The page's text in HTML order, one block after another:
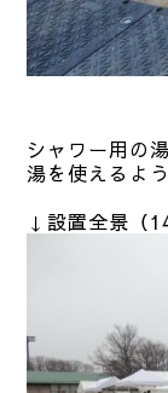
シャワー用の
湯を使えるよ
↓設置全景（